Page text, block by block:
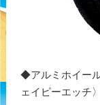
◆アルミホイー
ェイピーエッチ〉